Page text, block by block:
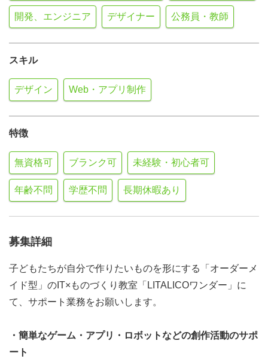
開発、エンジニア デザイナー 公務員・教師
スキル
デザイン Web・アプリ制作
特徴
無資格可 ブランク可 未経験・初心者可
年齢不問 学歴不問 長期休暇あり
募集詳細
子どもたちが自分で作りたいものを形にする「オーダーメ
イド型」のIT×ものづくり教室「LITALICOワンダー」に
て、サポート業務をお願いします。
・簡単なゲーム・アプリ・ロボットなどの創作活動のサポ
ート